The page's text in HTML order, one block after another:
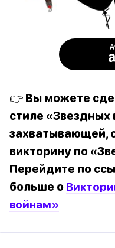
👉 Вы можете
стиле
захватывающей,
викторину по
Перейдите по
больше о
войнам»